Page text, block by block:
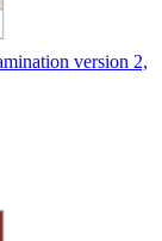
version 2,